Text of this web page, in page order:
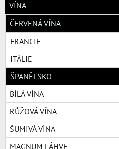
VÍNA
ČERVENÁ VÍNA
FRANCIE
ITÁLIE
ŠPANĚLSKO
BÍLÁ VÍNA
RŮŽOVÁ VÍNA
ŠUMIVÁ VÍNA
MAGNUM LÁHVE